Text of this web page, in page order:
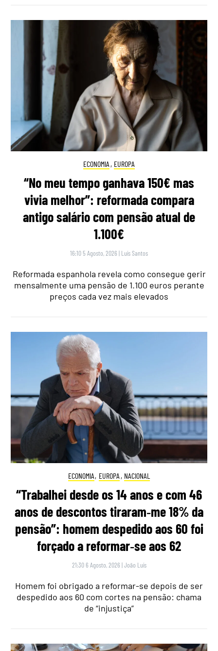
ECONOMIA , EUROPA
“No meu tempo ganhava 150€ mas
vivia melhor”: reformada compara
antigo salário com pensão atual de
1.100€
16:10 5 Agosto, 2026 | Luís Santos
Reformada espanhola revela como consegue gerir
mensalmente uma pensão de 1.100 euros perante
preços cada vez mais elevados
ECONOMIA, EUROPA , NACIONAL
“Trabalhei desde os 14 anos e com 46
anos de descontos tiraram‑me 18% da
pensão”: homem despedido aos 60 foi
forçado a reformar‑se aos 62
21:30 6 Agosto, 2026 |João Luís
Homem foi obrigado a reformar-se depois de ser
despedido aos 60 com cortes na pensão: chama
de “injustiça”